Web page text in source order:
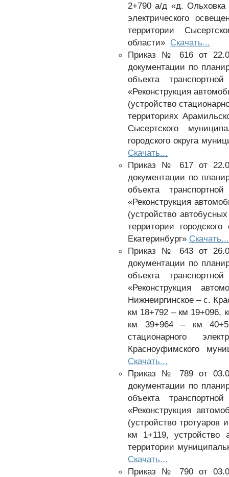
2+790 а/д «д. Ольховка
электрического
территории
области» Скачать...
Приказ № 616 от
документации по
объекта
«Реконструкция
(устройство
территориях
Сысертского
городского округа
Скачать...
Приказ № 617 от
документации по
объекта
«Реконструкция
(устройство
территории
Екатеринбург» Скачать...
Приказ № 643 от
документации по
объекта
«Реконструкция
Нижнеиргинское – с.
км 18+792 – км 19+096,
км 39+964 – км
стационарного
Красноуфимского
Скачать...
Приказ № 789 от
документации по
объекта
«Реконструкция
(устройство тротуаров
км 1+119,
территории
Скачать...
Приказ № 790 от